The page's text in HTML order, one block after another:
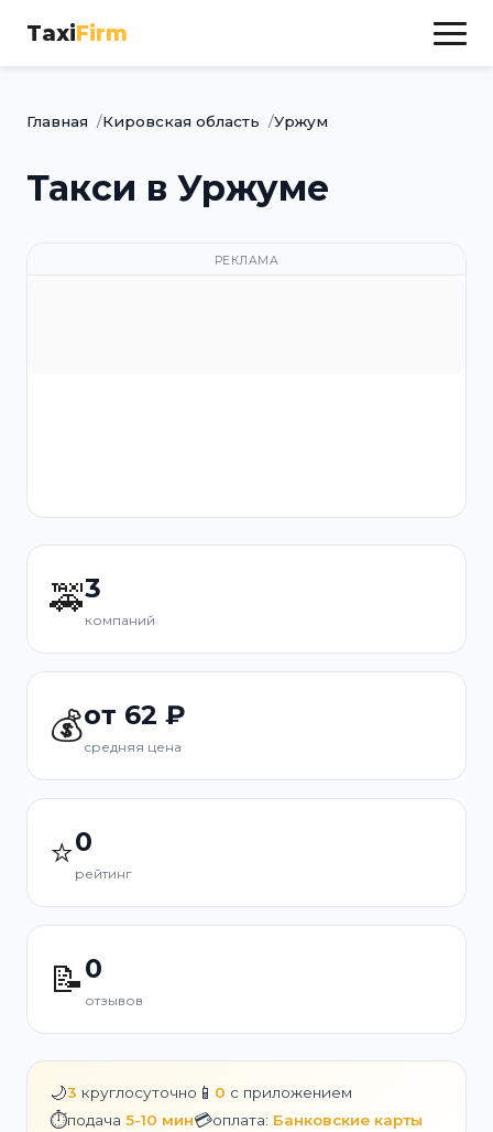
TaxiFirm
Главная Кировская область Уржум
Такси в Уржуме
РЕКЛАМА
🚕3
компаний
💰от 62 ₽
средняя цена
⭐0
рейтинг
📝0
отзывов
🌙3 круглосуточно 📱 0 с приложением
⏱️подача 5-10 мин💳оплата: Банковские карты